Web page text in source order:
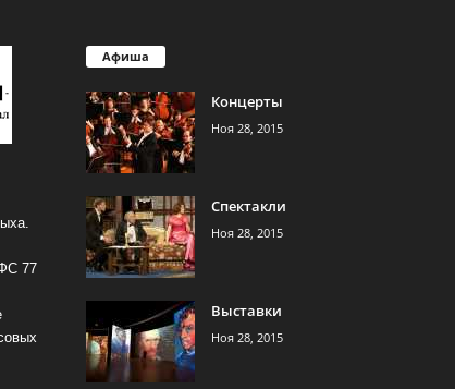
77
Афиша
Концерты
Ноя 28, 2015
Спектакли
Ноя 28, 2015
Выставки
Ноя 28, 2015